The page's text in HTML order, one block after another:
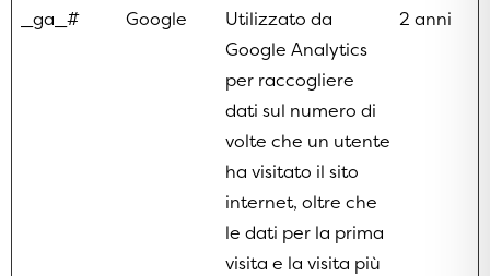
_ga_# Google
Utilizzato da
Google Analytics
per raccogliere
dati sul numero di
volte che un utente
ha visitato il sito
internet, oltre che
le dati per la prima
visita e la visita più
2 anni